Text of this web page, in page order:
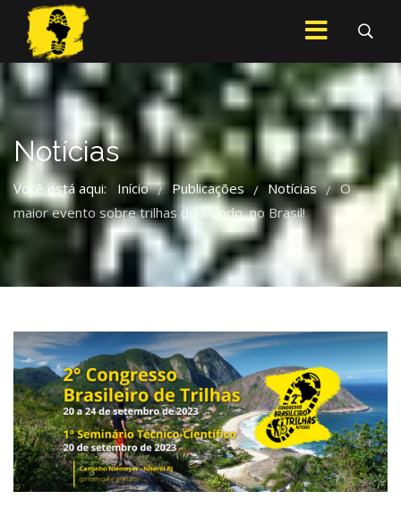
Notícias
Você está aqui: Início / Publicações / Notícias / O
maior evento sobre trilhas do Mundo, no Brasil!